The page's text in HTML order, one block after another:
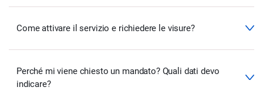
Come attivare il servizio e richiedere le visure?
Perché mi viene chiesto un mandato? Quali dati devo
indicare?